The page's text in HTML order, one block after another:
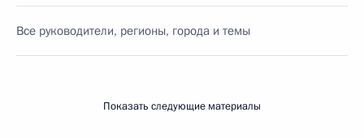
Все руководители, регионы, города и темы
Показать следующие материалы